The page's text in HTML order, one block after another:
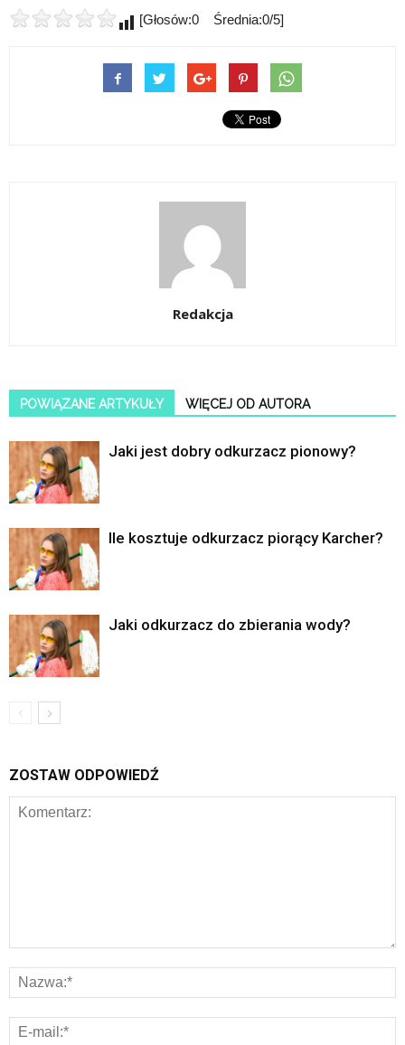
[Głosów:0 Średnia:0/5]
Redakcja
POWIĄZANE ARTYKUŁY WIĘCEJ OD AUTORA
Jaki jest dobry odkurzacz pionowy?
Ile kosztuje odkurzacz piorący Karcher?
Jaki odkurzacz do zbierania wody?
ZOSTAW ODPOWIEDŹ